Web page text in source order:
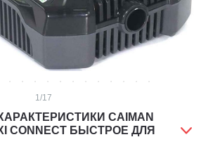
1/17
CAIMAN
CONNECT БЫСТРОЕ ДЛЯ